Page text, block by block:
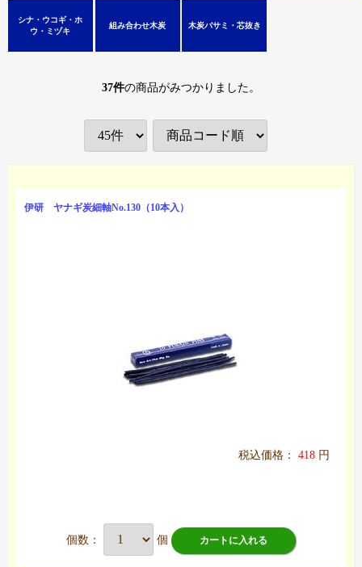
シナ・ウコギ・ホ
ウ・ミヅキ
組み合わせ木炭 木炭バサミ・芯抜き
37件の商品がみつかりました。
伊研 ヤナギ炭細軸No.130（10本入）
税込価格： 418 円
個数： 個 カートに入れる